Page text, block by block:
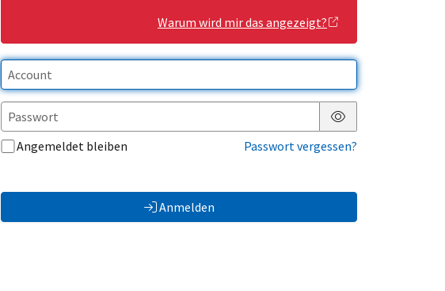
Warum wird mir das angezeigt?
Passwort anzeigen
Angemeldet bleiben
Passwort vergessen?
Anmelden